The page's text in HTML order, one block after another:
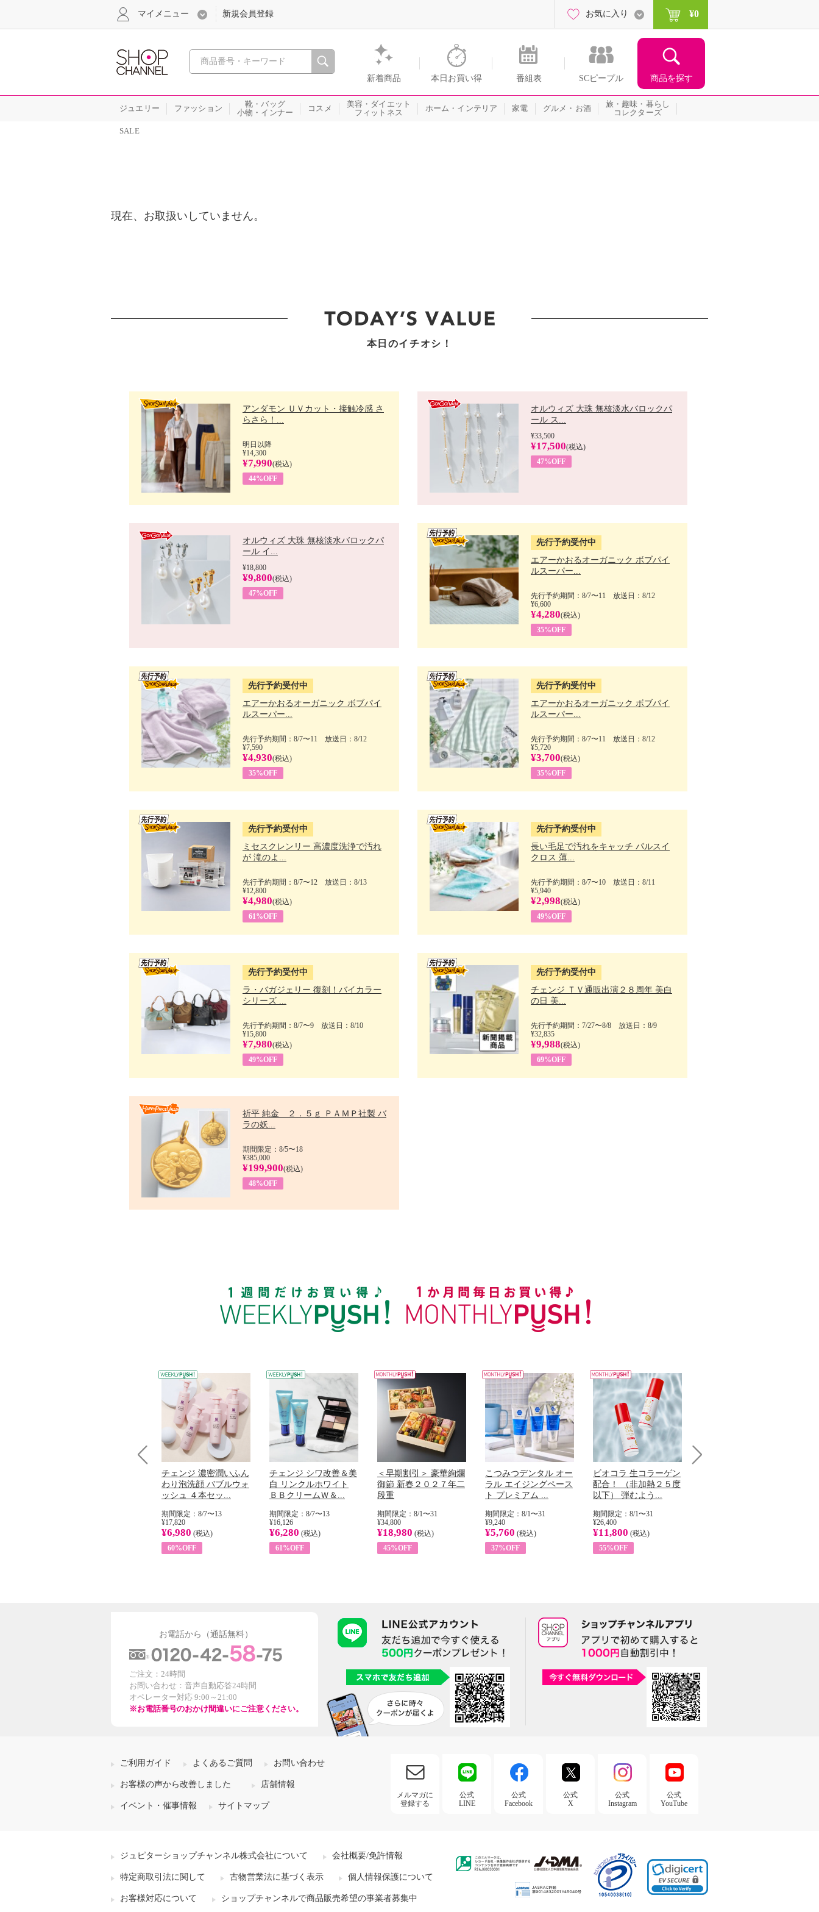
心おどる、瞬間を。通販・テレビショッピングのショップチャンネル
新着商品 本日お買い得 番組表 SCピープル 商品を探す
マイメニュー 新規会員登録 お気に入り ¥0
ジュエリー ファッション
靴・バッグ
小物・インナー
コスメ
美容・ダイエット
フィットネス
ホーム・インテリア 家電 グルメ・お酒
旅・趣味・暮らし
コレクターズ
SALE
現在、お取扱いしていません。
本日のイチオシ！
アンダモン ＵＶカット・接触冷感 さ
らさら！...
明日以降
¥14,300
¥7,990(税込)
44%OFF
オルウィズ 大珠 無核淡水バロックパ
ール ス...
¥33,500
¥17,500(税込)
47%OFF
オルウィズ 大珠 無核淡水バロックパ
ール イ...
¥18,800
¥9,800(税込)
47%OFF
先行予約受付中
エアーかおるオーガニック ボブパイ
ルスーパー...
先行予約期間：8/7〜11 放送日：8/12
¥6,600
¥4,280(税込)
35%OFF
先行予約受付中
エアーかおるオーガニック ボブパイ
ルスーパー...
先行予約期間：8/7〜11 放送日：8/12
¥7,590
¥4,930(税込)
35%OFF
先行予約受付中
エアーかおるオーガニック ボブパイ
ルスーパー...
先行予約期間：8/7〜11 放送日：8/12
¥5,720
¥3,700(税込)
35%OFF
先行予約受付中
ミセスクレンリー 高濃度洗浄で汚れ
が 滝のよ...
先行予約期間：8/7〜12 放送日：8/13
¥12,800
¥4,980(税込)
61%OFF
先行予約受付中
長い毛足で汚れをキャッチ パルスイ
クロス 薄...
先行予約期間：8/7〜10 放送日：8/11
¥5,940
¥2,998(税込)
49%OFF
先行予約受付中
ラ・バガジェリー 復刻！バイカラー
シリーズ ...
先行予約期間：8/7〜9 放送日：8/10
¥15,800
¥7,980(税込)
49%OFF
先行予約受付中
チェンジ ＴＶ通販出演２８周年 美白
の日 美...
先行予約期間：7/27〜8/8 放送日：8/9
¥32,835
¥9,988(税込)
69%OFF
祈平 純金 ２．５ｇ ＰＡＭＰ社製 バ
ラの妖...
期間限定：8/5〜18
¥385,000
¥199,900(税込)
48%OFF
チェンジ 濃密潤いふん
わり泡洗顔 バブルウォ
ッシュ ４本セッ...
期間限定：8/7〜13
¥17,820
¥6,980 (税込)
60%OFF
チェンジ シワ改善＆美
白 リンクルホワイト
ＢＢクリームＷ＆...
期間限定：8/7〜13
¥16,126
¥6,280 (税込)
61%OFF
＜早期割引＞ 豪華絢爛
御節 新春２０２７年二
段重
期間限定：8/1〜31
¥34,800
¥18,980 (税込)
45%OFF
こつみつデンタル オー
ラル エイジングペース
ト プレミアム ...
期間限定：8/1〜31
¥9,240
¥5,760 (税込)
37%OFF
ビオコラ 生コラーゲン
配合！ （非加熱２５度
以下） 弾むよう...
期間限定：8/1〜31
¥26,400
¥11,800 (税込)
55%OFF
お電話から（通話無料）
ご注文：24時間
お問い合わせ：音声自動応答24時間
オペレーター対応 9:00～21:00
※お電話番号のおかけ間違いにご注意ください。
ご利用ガイド よくあるご質問 お問い合わせ
お客様の声から改善しました 店舗情報
イベント・催事情報 サイトマップ
メルマガに
登録する
公式
LINE
公式
Facebook
公式
X
公式
Instagram
公式
YouTube
ジュピターショップチャンネル株式会社について 会社概要/免許情報
特定商取引法に関して 古物営業法に基づく表示 個人情報保護について
お客様対応について ショップチャンネルで商品販売希望の事業者募集中